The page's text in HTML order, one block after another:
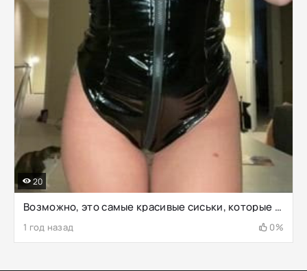
Возможно, это самые красивые сиськи, которые вы когда-либо видели :)
1 год назад 0%
20